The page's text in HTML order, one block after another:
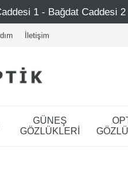
Caddesi 2 - Nişantaşı
İletişim
GÜNEŞ
GÖZLÜKLERİ